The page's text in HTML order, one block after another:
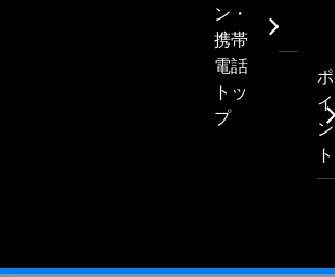
ン・
携帯
電話
トッ
プ
ポ
イ
ン
ト